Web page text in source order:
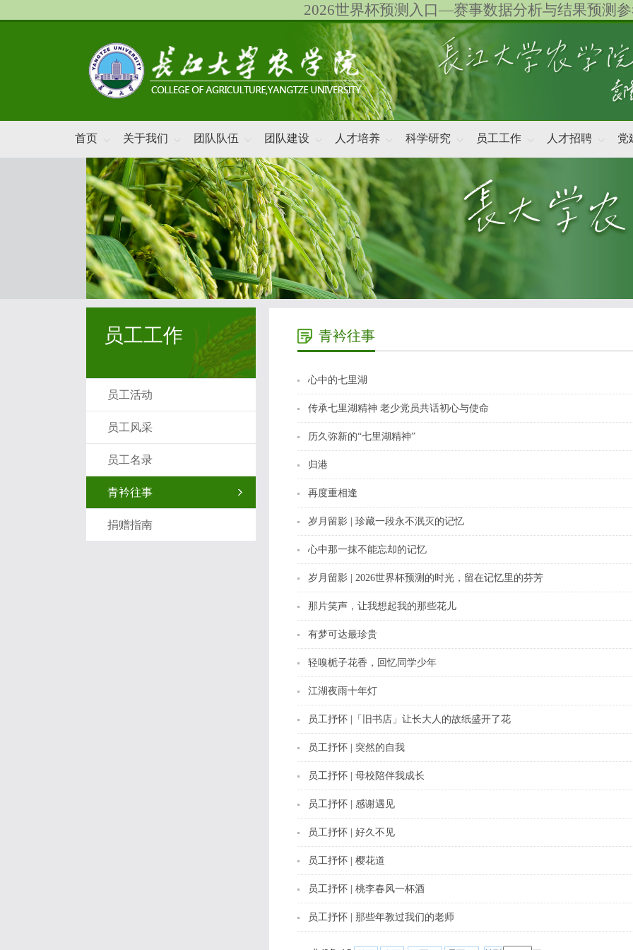
2026世界杯预测入口—赛事数据分析与结果预测
首页 关于我们 团队队伍 团队建设 人才培养 科学研究 员工工作 人才招聘 党
员工工作
员工活动
员工风采
员工名录
青衿往事
捐赠指南
青衿往事
心中的七里湖
传承七里湖精神 老少党员共话初心与使命
历久弥新的“七里湖精神”
归港
再度重相逢
岁月留影 | 珍藏一段永不泯灭的记忆
心中那一抹不能忘却的记忆
岁月留影 | 2026世界杯预测的时光，留在记忆里的芬芳
那片笑声，让我想起我的那些花儿
有梦可达最珍贵
轻嗅栀子花香，回忆同学少年
江湖夜雨十年灯
员工抒怀 |「旧书店」让长大人的故纸盛开了花
员工抒怀 | 突然的自我
员工抒怀 | 母校陪伴我成长
员工抒怀 | 感谢遇见
员工抒怀 | 好久不见
员工抒怀 | 樱花道
员工抒怀 | 桃李春风一杯酒
员工抒怀 | 那些年教过我们的老师